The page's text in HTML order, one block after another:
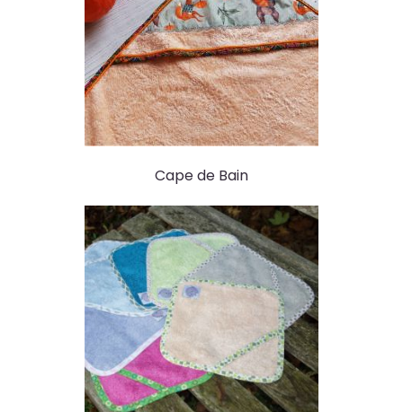
Cape de Bain